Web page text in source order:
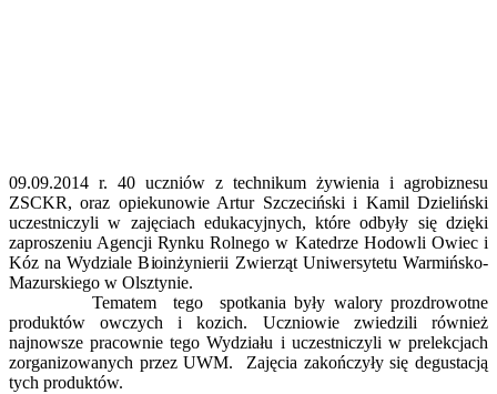
09.09.2014 r. 40 uczniów z technikum żywienia i agrobiznesu
ZSCKR, oraz opiekunowie Artur Szczeciński i Kamil Dzieliński
uczestniczyli w zajęciach edukacyjnych, które odbyły się dzięki
zaproszeniu Agencji Rynku Rolnego w Katedrze Hodowli Owiec i
Kóz na Wydziale Bioinżynierii Zwierząt Uniwersytetu Warmińsko-
Mazurskiego w Olsztynie.
Tematem tego spotkania były walory prozdrowotne
produktów owczych i kozich. Uczniowie zwiedzili również
najnowsze pracownie tego Wydziału i uczestniczyli w prelekcjach
zorganizowanych przez UWM. Zajęcia zakończyły się degustacją
tych produktów.